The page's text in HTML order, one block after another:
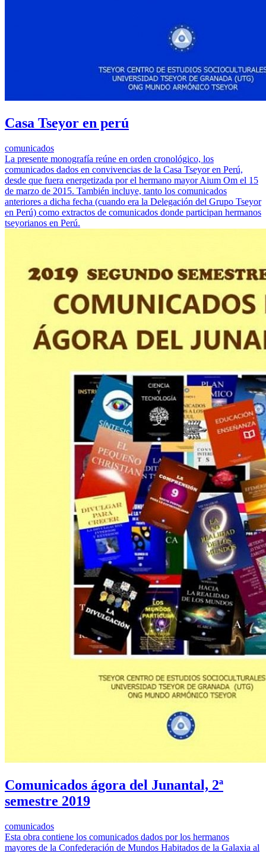
Casa Tseyor en perú
comunicados
La presente monografía reúne en orden cronológico, los
comunicados dados en convivencias de la Casa Tseyor en Perú,
desde que fuera energetizada por el hermano mayor Aium Om el 15
de marzo de 2015. También incluye, tanto los comunicados
anteriores a dicha fecha (cuando era la Delegación del Grupo Tseyor
en Perú) como extractos de comunicados donde participan hermanos
tseyorianos en Perú.
Comunicados ágora del Junantal, 2ª
semestre 2019
comunicados
Esta obra contiene los comunicados dados por los hermanos
mayores de la Confederación de Mundos Habitados de la Galaxia al